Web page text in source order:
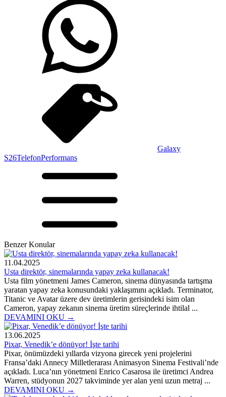
Galaxy
S26TelefonPerformans
Benzer Konular
11.04.2025
Usta direktör, sinemalarında yapay zeka kullanacak!
Usta film yönetmeni James Cameron, sinema dünyasında tartışma
yaratan yapay zeka konusundaki yaklaşımını açıkladı. Terminator,
Titanic ve Avatar üzere dev üretimlerin gerisindeki isim olan
Cameron, yapay zekanın sinema üretim süreçlerinde ihtilal ...
DEVAMINI OKU →
13.06.2025
Pixar, Venedik’e dönüyor! İşte tarihi
Pixar, önümüzdeki yıllarda vizyona girecek yeni projelerini
Fransa’daki Annecy Milletlerarası Animasyon Sinema Festivali’nde
açıkladı. Luca’nın yönetmeni Enrico Casarosa ile üretimci Andrea
Warren, stüdyonun 2027 takviminde yer alan yeni uzun metraj ...
DEVAMINI OKU →